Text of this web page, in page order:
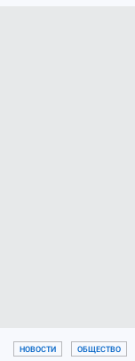
НОВОСТИ ОБЩЕСТВО